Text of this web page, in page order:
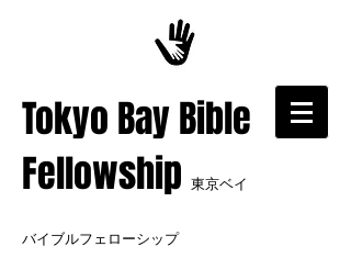
​Tokyo Bay Bible
Fellowship 東京ベイ
バイブルフェローシップ